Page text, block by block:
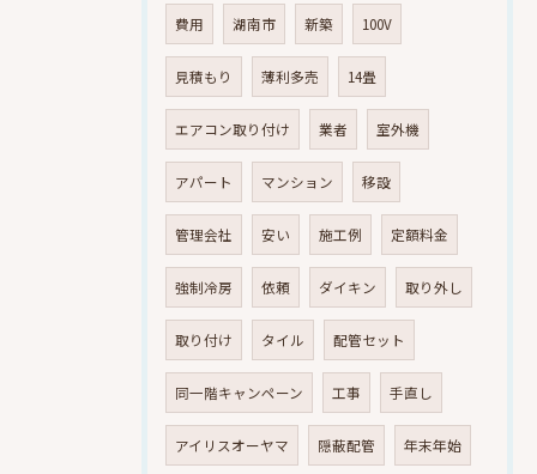
費用 湖南市 新築 100V
見積もり 薄利多売 14畳
エアコン取り付け 業者 室外機
アパート マンション 移設
管理会社 安い 施工例 定額料金
強制冷房 依頼 ダイキン 取り外し
取り付け タイル 配管セット
同一階キャンペーン 工事 手直し
アイリスオーヤマ 隠蔽配管 年末年始